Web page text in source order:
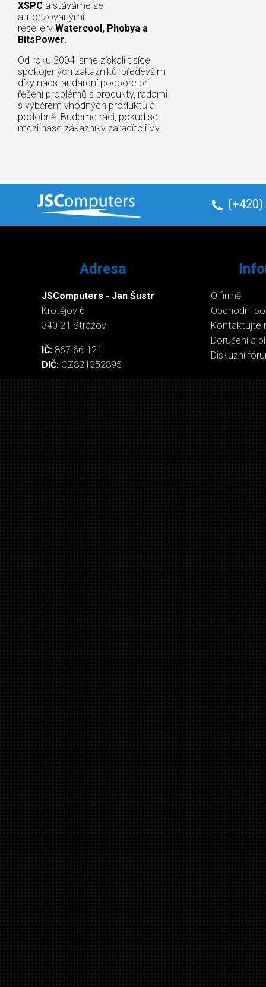
XSPC a stáváme se
autorizovanými
resellery Watercool, Phobya a
BitsPower.
Od roku 2004 jsme získali tisíce
spokojených zákazníků, především
díky nadstandardní podpoře při
řešení problémů s produkty, radami
s výběrem vhodných produktů a
podobně. Budeme rádi, pokud se
mezi naše zákazníky zařadíte i Vy.
(+420)
Adresa
JSComputers - Jan Šustr
Krotějov 6
340 21 Strážov
IČ: 867 66 121
DIČ: CZ821252895
O firmě
Obchodní
Kontaktujte
Doručení a
Diskuzní